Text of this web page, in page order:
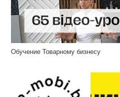
Обучение Товарному бизнесу